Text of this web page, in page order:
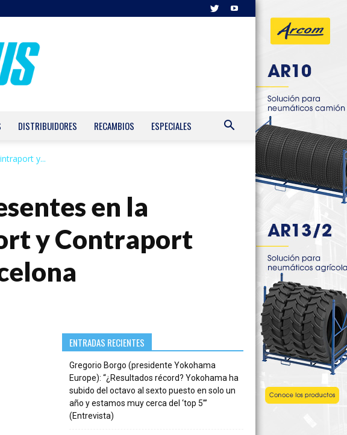
DISTRIBUIDORES RECAMBIOS ESPECIALES
y...
en la
y Contraport
ENTRADAS RECIENTES
Gregorio Borgo (presidente Yokohama
Europe): “¿Resultados récord? Yokohama ha
subido del octavo al sexto puesto en solo un
año y estamos muy cerca del ‘top 5’”
(Entrevista)